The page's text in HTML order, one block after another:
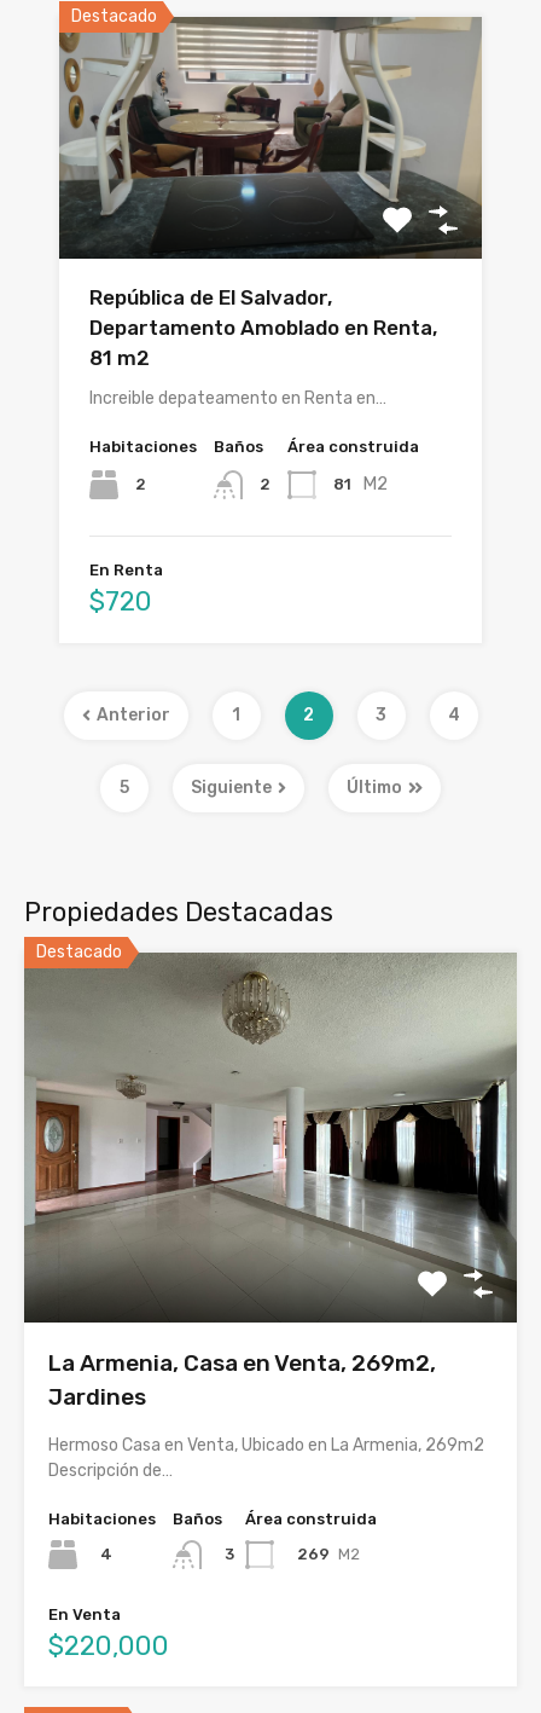
Destacado
República de El Salvador,
Departamento Amoblado en Renta,
81 m2
Increible depateamento en Renta en…
Habitaciones
2
Baños
2
Área construida
81 M2
En Renta
$720
Anterior 1 2 3 4
5 Siguiente Último
Propiedades Destacadas
Destacado
La Armenia, Casa en Venta, 269m2,
Jardines
Hermoso Casa en Venta, Ubicado en La Armenia, 269m2
Descripción de…
Habitaciones
4
Baños
3
Área construida
269 M2
En Venta
$220,000